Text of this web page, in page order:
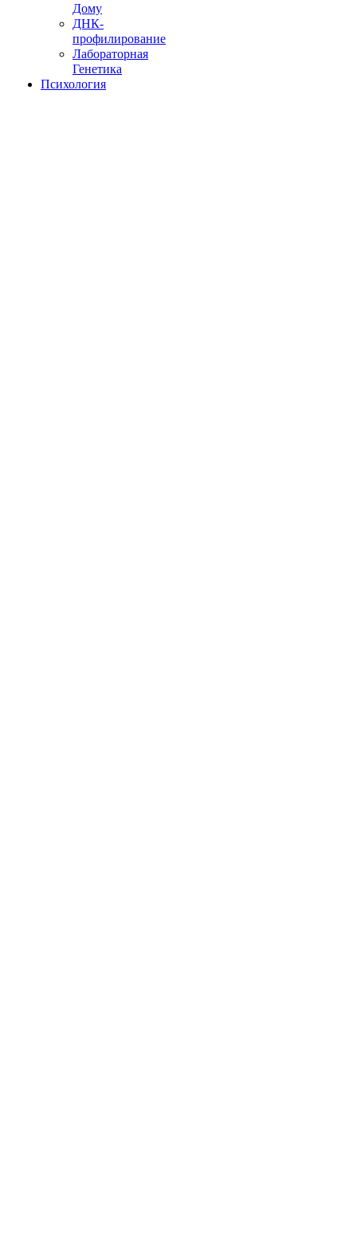
Дому
ДНК-
профилирование
Лабораторная
Генетика
Психология